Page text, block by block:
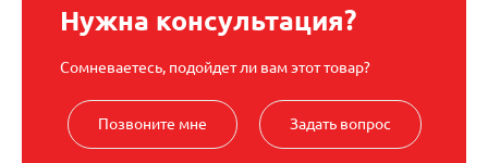
Нужна консультация?
Сомневаетесь, подойдет ли вам этот товар?
Позвоните мне Задать вопрос